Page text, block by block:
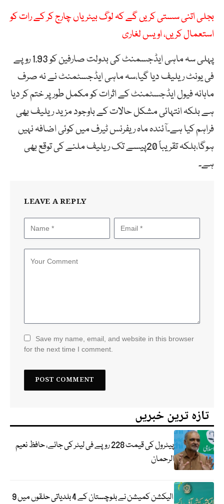
بجلی اتنی سستی کریں گے کہ لوگ بیٹریاں چارج کر کے رات کو
استعمال کریں، اویس لغاری
پہلی سہ ماہی ایڈجسمنٹ کی بدولت صارفین کو 1.93 روپے
فی یونٹ ریلیف دیا گیا،سہ ماہی ایڈجسٹمنٹ نے نہ صرف
ماہانہ فیول ایڈجسٹمنٹ کے اثرات کو مکمل طور پر ختم کر دیا
ہے بلکہ انتہائی مشکل حالات کے باوجود مزید ریلیف بھی
فراہم کیا ہے۔آئندہ ماہ ریفرنس ٹیرف میں کوئی اضافہ نہیں
ہوگا،بلکہ تقریباً 20پیسے تک ریلیف ملنے کی توقع بھی
ہے۔
LEAVE A REPLY
Save my name, email, and website in this browser
for the next time I comment.
تازہ ترین خبریں
پیٹرول کی قیمت 228 روپے فی لیٹر کی جائے، حافظ نعیم
الرحمان
الیکشن کمیشن نے بلوچستان کے 4 بلدیاتی حلقوں میں 9